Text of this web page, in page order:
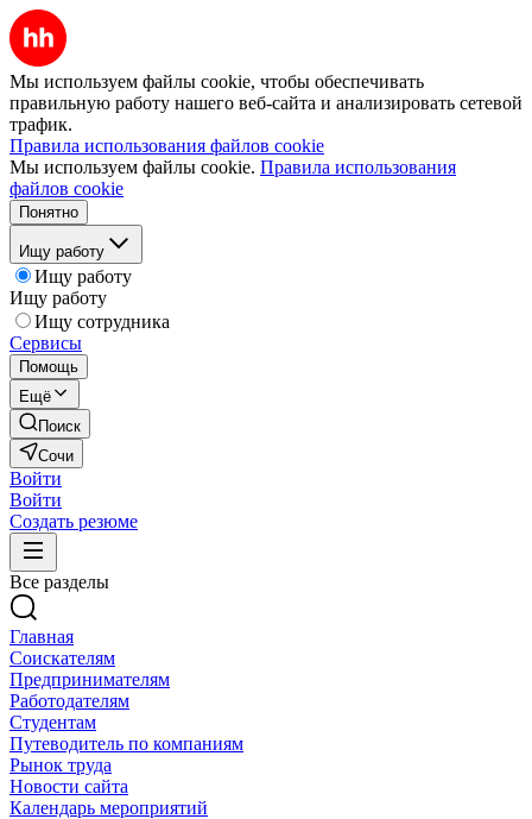
Мы используем файлы cookie, чтобы обеспечивать
правильную работу нашего веб-сайта и анализировать сетевой
трафик.
Правила использования файлов cookie
Мы используем файлы cookie. Правила использования
файлов cookie
Понятно
Ищу работу
Ищу работу
Ищу работу
Ищу сотрудника
Сервисы
Помощь
Ещё
Поиск
Сочи
Войти
Войти
Создать резюме
Все разделы
Главная
Соискателям
Предпринимателям
Работодателям
Студентам
Путеводитель по компаниям
Рынок труда
Новости сайта
Календарь мероприятий